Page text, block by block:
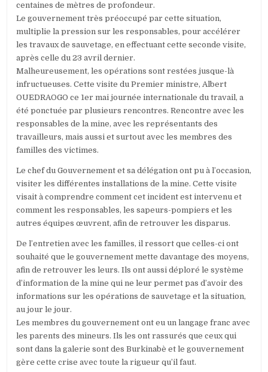
centaines de mètres de profondeur.
Le gouvernement très préoccupé par cette situation,
multiplie la pression sur les responsables, pour accélérer
les travaux de sauvetage, en effectuant cette seconde visite,
après celle du 23 avril dernier.
Malheureusement, les opérations sont restées jusque-là
infructueuses. Cette visite du Premier ministre, Albert
OUEDRAOGO ce 1er mai journée internationale du travail, a
été ponctuée par plusieurs rencontres. Rencontre avec les
responsables de la mine, avec les représentants des
travailleurs, mais aussi et surtout avec les membres des
familles des victimes.
Le chef du Gouvernement et sa délégation ont pu à l’occasion,
visiter les différentes installations de la mine. Cette visite
visait à comprendre comment cet incident est intervenu et
comment les responsables, les sapeurs-pompiers et les
autres équipes œuvrent, afin de retrouver les disparus.
De l’entretien avec les familles, il ressort que celles-ci ont
souhaité que le gouvernement mette davantage des moyens,
afin de retrouver les leurs. Ils ont aussi déploré le système
d’information de la mine qui ne leur permet pas d’avoir des
informations sur les opérations de sauvetage et la situation,
au jour le jour.
Les membres du gouvernement ont eu un langage franc avec
les parents des mineurs. Ils les ont rassurés que ceux qui
sont dans la galerie sont des Burkinabè et le gouvernement
gère cette crise avec toute la rigueur qu’il faut.